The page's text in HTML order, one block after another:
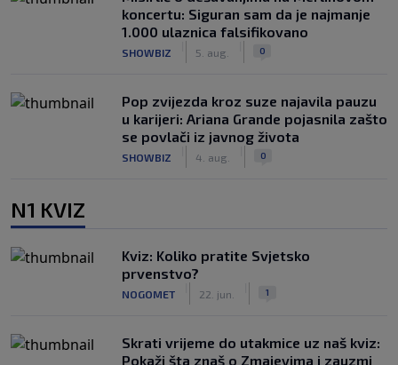
koncertu: Siguran sam da je najmanje
1.000 ulaznica falsifikovano
SHOWBIZ 5. aug. 0
Pop zvijezda kroz suze najavila pauzu
u karijeri: Ariana Grande pojasnila zašto
se povlači iz javnog života
SHOWBIZ 4. aug. 0
N1 KVIZ
Kviz: Koliko pratite Svjetsko
prvenstvo?
NOGOMET 22. jun. 1
Skrati vrijeme do utakmice uz naš kviz:
Pokaži šta znaš o Zmajevima i zauzmi